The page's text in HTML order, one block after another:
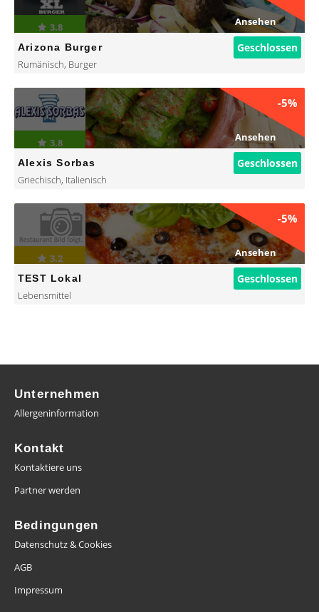
Ansehen
3.8
Arizona Burger Geschlossen
Rumänisch, Burger
-5%
Ansehen
3.8
Alexis Sorbas Geschlossen
Griechisch, Italienisch
-5%
Ansehen
3.2
TEST Lokal Geschlossen
Lebensmittel
Unternehmen
Allergeninformation
Kontakt
Kontaktiere uns
Partner werden
Bedingungen
Datenschutz & Cookies
AGB
Impressum